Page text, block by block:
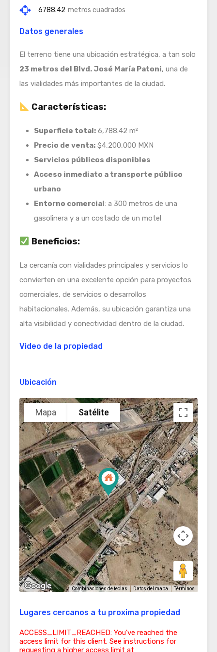
6788.42 metros cuadrados
Datos generales
El terreno tiene una ubicación estratégica, a tan solo
23 metros del Blvd. José María Patoni, una de
las vialidades más importantes de la ciudad.
Características:
Superficie total: 6,788.42 m²
Precio de venta: $4,200,000 MXN
Servicios públicos disponibles
Acceso inmediato a transporte público
urbano
Entorno comercial: a 300 metros de una
gasolinera y a un costado de un motel
Beneficios:
La cercanía con vialidades principales y servicios lo
convierten en una excelente opción para proyectos
comerciales, de servicios o desarrollos
habitacionales. Además, su ubicación garantiza una
alta visibilidad y conectividad dentro de la ciudad.
Video de la propiedad
Ubicación
Mapa Satélite
Combinaciones de teclas Datos del mapa Términos
Lugares cercanos a tu proxima propiedad
ACCESS_LIMIT_REACHED: You've reached the
access limit for this client. See instructions for
requesting a higher access limit at